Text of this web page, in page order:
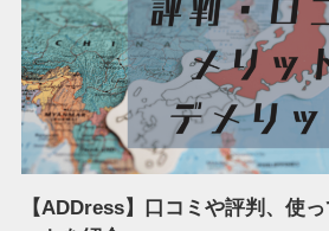
【ADDress】口コミや評判、使